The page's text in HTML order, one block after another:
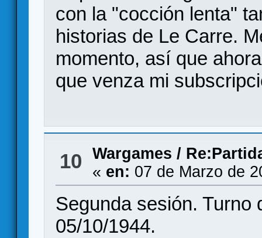
con la "cocción lenta"
historias de Le Carre.
momento, así que
que venza mi
10 Wargames /
« en: 07 de Marzo de
Segunda sesión. Turno
05/10/1944.